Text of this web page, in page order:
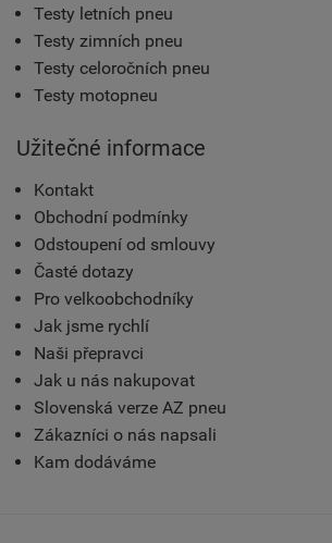
Testy letních pneu
Testy zimních pneu
Testy celoročních pneu
Testy motopneu
Užitečné informace
Kontakt
Obchodní podmínky
Odstoupení od smlouvy
Časté dotazy
Pro velkoobchodníky
Jak jsme rychlí
Naši přepravci
Jak u nás nakupovat
Slovenská verze AZ pneu
Zákazníci o nás napsali
Kam dodáváme